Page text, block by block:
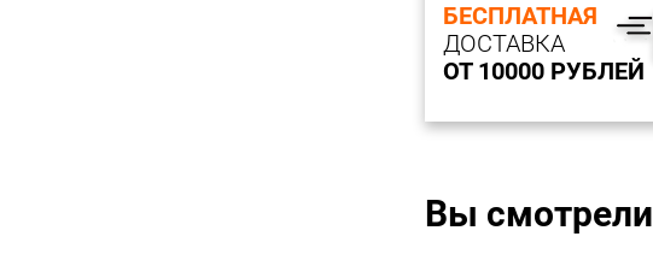
БЕСПЛАТНАЯ
ДОСТАВКА
ОТ 10000 РУБЛЕЙ
Вы смотрели